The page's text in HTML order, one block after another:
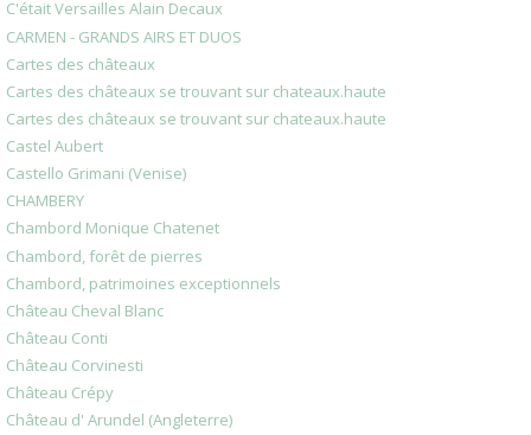
C'était Versailles Alain Decaux
CARMEN - GRANDS AIRS ET DUOS
Cartes des châteaux
Cartes des châteaux se trouvant sur chateaux.haute
Cartes des châteaux se trouvant sur chateaux.haute
Castel Aubert
Castello Grimani (Venise)
CHAMBERY
Chambord Monique Chatenet
Chambord, forêt de pierres
Chambord, patrimoines exceptionnels
Château Cheval Blanc
Château Conti
Château Corvinesti
Château Crépy
Château d' Arundel (Angleterre)